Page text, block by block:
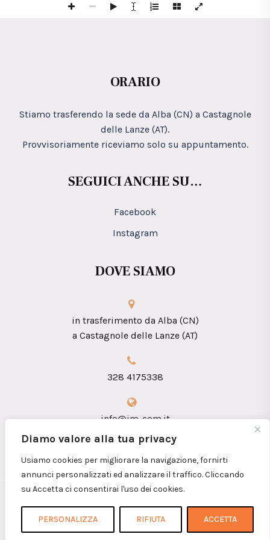
Diamo valore alla tua privacy
Usiamo cookies per migliorare la navigazione, fornirti
annunci personalizzati ed analizzare il traffico. Cliccando
su Accetta ci consentirai l'uso dei cookies.
PERSONALIZZA RIFIUTA ACCETTA
ORARIO
Stiamo trasferendo la sede da Alba (CN) a Castagnole
delle Lanze (AT).
Provvisoriamente riceviamo solo su appuntamento.
SEGUICI ANCHE SU…
Facebook
Instagram
DOVE SIAMO
in trasferimento da Alba (CN)
a Castagnole delle Lanze (AT)
328 4175338
info@im-com.it
Home Chi siamo